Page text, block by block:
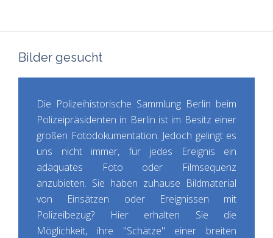
Bilder gesucht
Die Polizeihistorische Sammlung Berlin beim
Polizeipräsidenten in Berlin ist im Besitz einer
großen Fotodokumentation. Jedoch gelingt es
uns nicht immer, für jedes Ereignis ein
adäquates Foto oder Filmsequenz
anzubieten. Sie haben zuhause Bildmaterial
von Einsätzen oder Ereignissen mit
Polizeibezug? Hier erhalten Sie die
Möglichkeit, ihre "Schätze" einer breiten